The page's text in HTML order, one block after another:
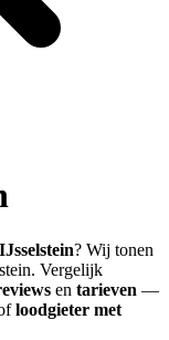
IJsselstein? Wij tonen
. Vergelijk
en tarieven —
loodgieter met